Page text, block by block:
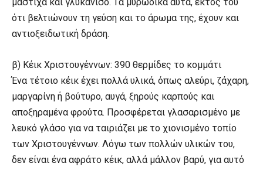
ότι βελτιώνουν τη γεύση και το άρωμα της, έχουν και
αντιοξειδωτική δράση.
β) Kέικ Χριστουγέννων: 390 θερμίδες το κομμάτι
Ένα τέτοιο κέικ έχει πολλά υλικά, όπως αλεύρι, ζάχαρη,
μαργαρίνη ή βούτυρο, αυγά, ξηρούς καρπούς και
αποξηραμένα φρούτα. Προσφέρεται γλασαρισμένο με
λευκό γλάσο για να ταιριάζει με το χιονισμένο τοπίο
των Xριστουγέννων. Λόγω των πολλών υλικών του,
δεν είναι ένα αφράτο κέικ, αλλά μάλλον βαρύ, για αυτό